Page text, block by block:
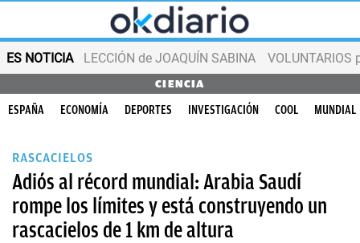
ES NOTICIA LECCIÓN de JOAQUÍN SABINA VOLUNTARIOS
CIENCIA
ESPAÑA ECONOMÍA DEPORTES INVESTIGACIÓN COOL MUNDIAL
RASCACIELOS
Adiós al récord mundial: Arabia Saudí
rompe los límites y está construyendo un
rascacielos de 1 km de altura